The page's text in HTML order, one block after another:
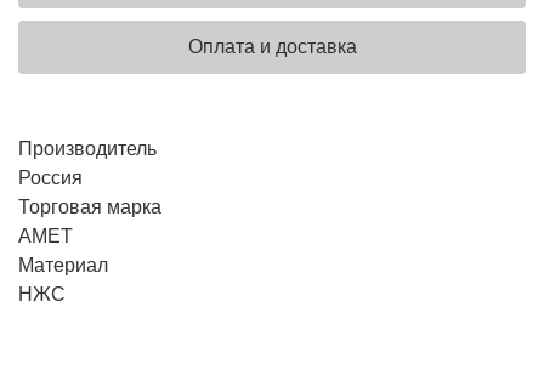
Оплата и доставка
Производитель
Россия
Торговая марка
АМЕТ
Материал
НЖС